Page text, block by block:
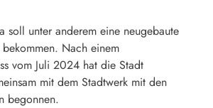
soll unter anderem eine neugebaute
bekommen. Nach einem
vom Juli 2024 hat die Stadt
mit dem Stadtwerk mit den
begonnen.